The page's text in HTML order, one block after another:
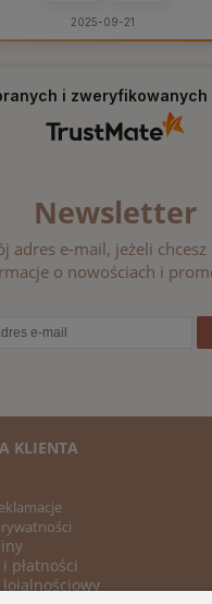
2025-09-21
i zweryfikowanych
Newsletter
adres e-mail, jeżeli
o nowościach i
KLIENTA
płatności